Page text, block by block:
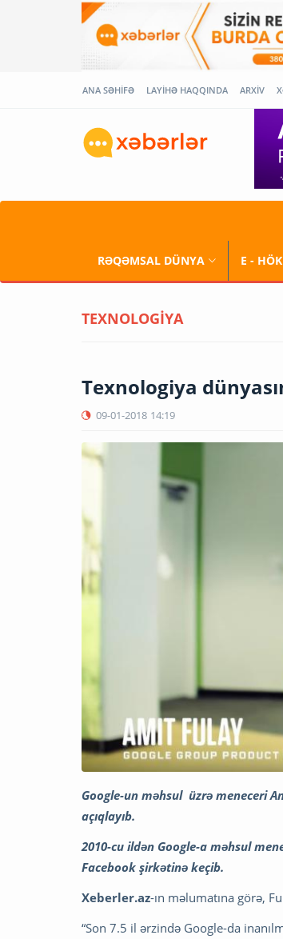
ANA SƏHİFƏ LAYİHƏ HAQQINDA ARXİV
RƏQƏMSAL DÜNYA E -
TEXNOLOGİYA
Texnologiya
09-01-2018 14:19
Google-un məhsul üzrə meneceri
açıqlayıb.
2010-cu ildən Google-a məhsul
Facebook şirkətinə keçib.
Xeberler.az-ın məlumatına görə,
“Son 7.5 il ərzində Google-da